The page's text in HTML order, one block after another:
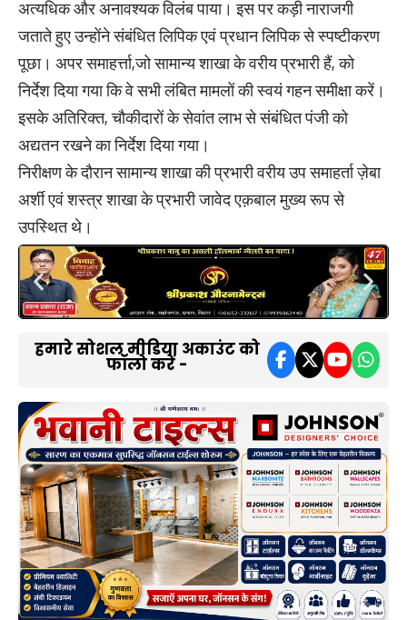
अत्यधिक और अनावश्यक विलंब पाया। इस पर कड़ी नाराजगी
जताते हुए उन्होंने संबंधित लिपिक एवं प्रधान लिपिक से स्पष्टीकरण
पूछा। अपर समाहर्त्ता,जो सामान्य शाखा के वरीय प्रभारी हैं, को
निर्देश दिया गया कि वे सभी लंबित मामलों की स्वयं गहन समीक्षा करें। ​
इसके अतिरिक्त, चौकीदारों के सेवांत लाभ से संबंधित पंजी को
अद्यतन रखने का निर्देश दिया गया।
निरीक्षण के दौरान सामान्य शाखा की प्रभारी वरीय उप समाहर्ता ज़ेबा
अर्शी एवं शस्त्र शाखा के प्रभारी जावेद एक़बाल मुख्य रूप से
उपस्थित थे।
हमारे सोशल मीडिया अकाउंट को
फॉलो करें -